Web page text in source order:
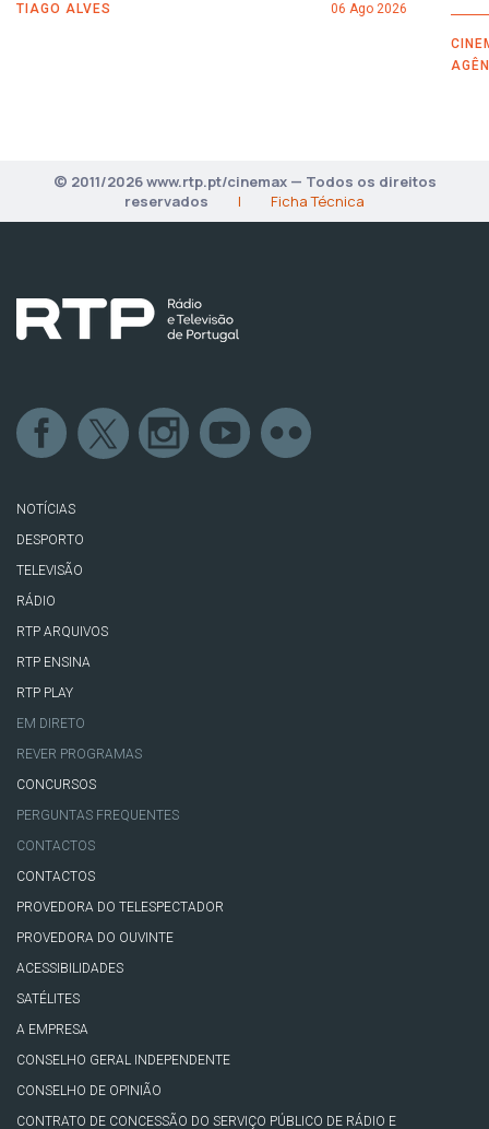
TIAGO ALVES 06 Ago 2026
© 2011/2026 www.rtp.pt/cinemax — Todos os direitos
reservados
| Ficha Técnica
NOTÍCIAS
DESPORTO
TELEVISÃO
RÁDIO
RTP ARQUIVOS
RTP ENSINA
RTP PLAY
EM DIRETO
REVER PROGRAMAS
CONCURSOS
PERGUNTAS FREQUENTES
CONTACTOS
CONTACTOS
PROVEDORA DO TELESPECTADOR
PROVEDORA DO OUVINTE
ACESSIBILIDADES
SATÉLITES
A EMPRESA
CONSELHO GERAL INDEPENDENTE
CONSELHO DE OPINIÃO
CONTRATO DE CONCESSÃO DO SERVIÇO PÚBLICO DE RÁDIO E